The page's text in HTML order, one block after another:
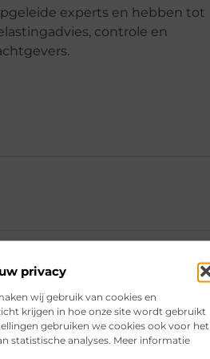
privacy
wij gebruik van cookies en
krijgen in hoe onze site wordt gebruikt
gebruiken we cookies ook voor het
statistische analyses. Meer informatie
experts en hebben tot
controle en